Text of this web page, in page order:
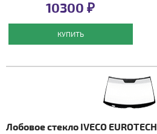
10300 ₽
КУПИТЬ
Лобовое стекло IVECO EUROTECH